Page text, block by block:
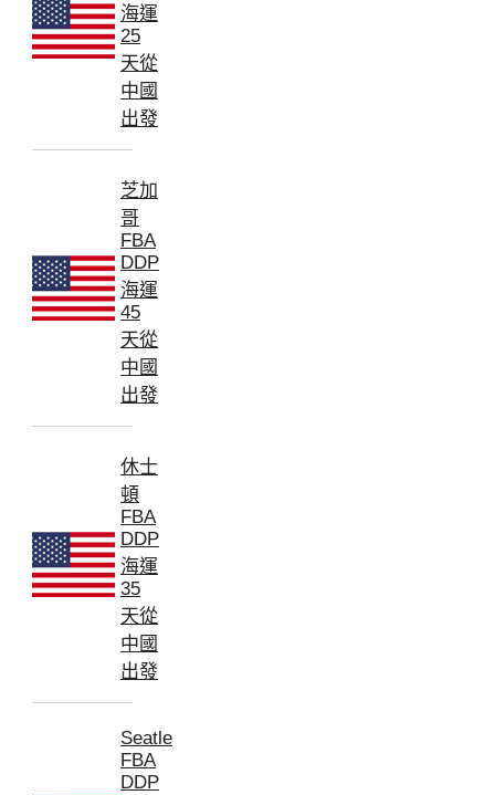
海運
25
天從
中國
出發
芝加
哥
FBA
DDP
海運
45
天從
中國
出發
休士
頓
FBA
DDP
海運
35
天從
中國
出發
Seatle
FBA
DDP